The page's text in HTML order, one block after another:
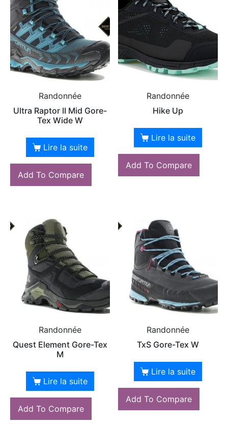
Randonnée
Ultra Raptor II Mid Gore-
Tex Wide W
Lire la suite
Add To Compare
Randonnée
Hike Up
Lire la suite
Add To Compare
Randonnée
Quest Element Gore-Tex
M
Lire la suite
Add To Compare
Randonnée
TxS Gore-Tex W
Lire la suite
Add To Compare